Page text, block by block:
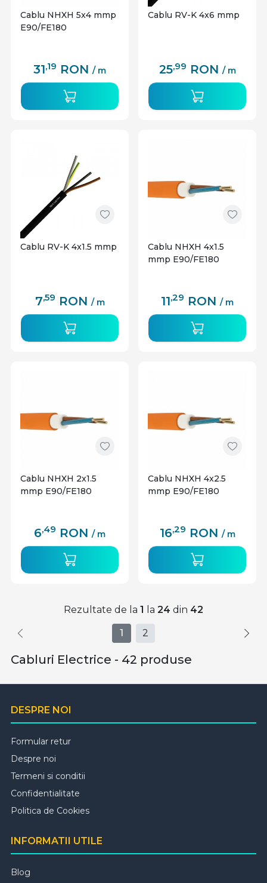
Cablu NHXH 5x4 mmp
E90/FE180
31,19 RON / m
Cablu RV-K 4x6 mmp
25,99 RON / m
Cablu RV-K 4x1.5 mmp
7,59 RON / m
Cablu NHXH 4x1.5
mmp E90/FE180
11,29 RON / m
Cablu NHXH 2x1.5
mmp E90/FE180
6,49 RON / m
Cablu NHXH 4x2.5
mmp E90/FE180
16,29 RON / m
Rezultate de la 1 la 24 din 42
1 2
Cabluri Electrice - 42 produse
DESPRE NOI
Formular retur
Despre noi
Termeni si conditii
Confidentialitate
Politica de Cookies
INFORMATII UTILE
Blog